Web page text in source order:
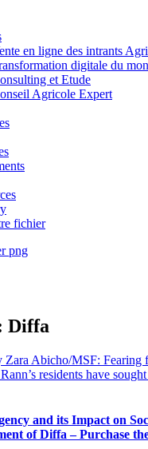
en ligne des intrants
digitale du
et Etude
Agricole Expert
fichier
Diffa
and its Impact on
of Diffa – Purchase